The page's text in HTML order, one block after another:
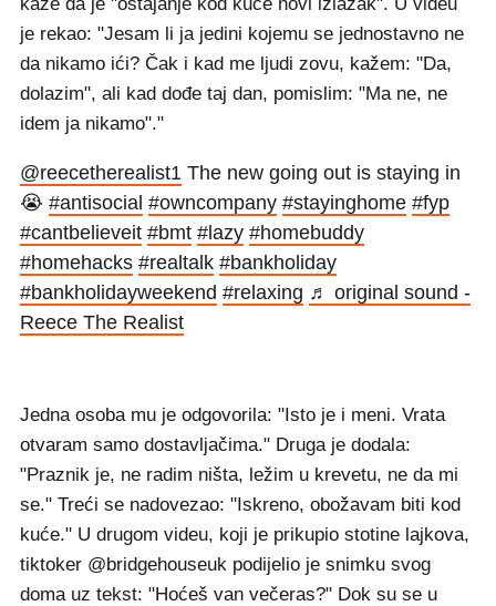
je rekao: "Jesam li ja jedini kojemu se jednostavno ne
da nikamo ići? Čak i kad me ljudi zovu, kažem: "Da,
dolazim", ali kad dođe taj dan, pomislim: "Ma ne, ne
idem ja nikamo"."
@reecetherealist1 The new going out is staying in
😭 #antisocial #owncompany #stayinghome #fyp
#cantbelieveit #bmt #lazy #homebuddy
#homehacks #realtalk #bankholiday
#bankholidayweekend #relaxing ♬ original sound -
Reece The Realist
Jedna osoba mu je odgovorila: "Isto je i meni. Vrata
otvaram samo dostavljačima." Druga je dodala:
"Praznik je, ne radim ništa, ležim u krevetu, ne da mi
se." Treći se nadovezao: "Iskreno, obožavam biti kod
kuće." U drugom videu, koji je prikupio stotine lajkova,
tiktoker @bridgehouseuk podijelio je snimku svog
doma uz tekst: "Hoćeš van večeras?" Dok su se u